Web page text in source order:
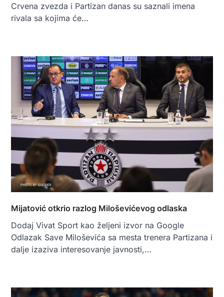
Crvena zvezda i Partizan danas su saznali imena
rivala sa kojima će…
Mijatović otkrio razlog Miloševićevog odlaska
Dodaj Vivat Sport kao željeni izvor na Google
Odlazak Save Miloševića sa mesta trenera Partizana i
dalje izaziva interesovanje javnosti,…